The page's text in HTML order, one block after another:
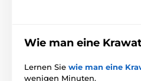
Wie man eine
Lernen Sie wie man eine
wenigen Minuten.